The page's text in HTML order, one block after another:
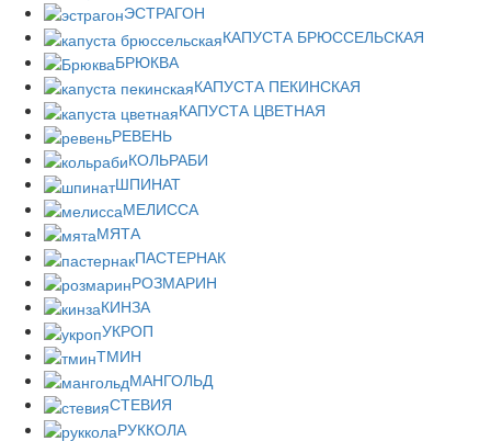
ЭСТРАГОН
КАПУСТА БРЮССЕЛЬСКАЯ
БРЮКВА
КАПУСТА ПЕКИНСКАЯ
КАПУСТА ЦВЕТНАЯ
РЕВЕНЬ
КОЛЬРАБИ
ШПИНАТ
МЕЛИССА
МЯТА
ПАСТЕРНАК
РОЗМАРИН
КИНЗА
УКРОП
ТМИН
МАНГОЛЬД
СТЕВИЯ
РУККОЛА